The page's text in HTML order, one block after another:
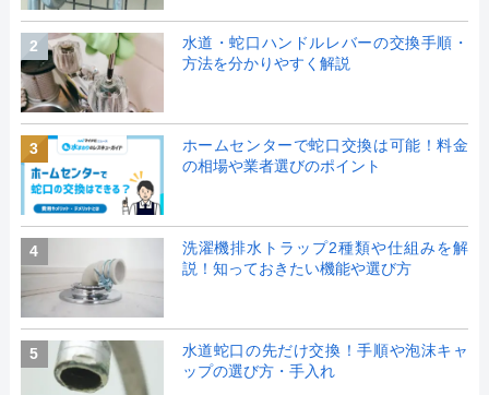
2
水道・蛇口ハンドルレバーの交換手順・
方法を分かりやすく解説
3
ホームセンターで蛇口交換は可能！料金
の相場や業者選びのポイント
4
洗濯機排水トラップ2種類や仕組みを解
説！知っておきたい機能や選び方
5
水道蛇口の先だけ交換！手順や泡沫キャ
ップの選び方・手入れ